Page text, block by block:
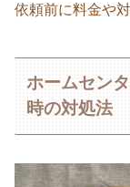
依頼前に料金や
ホームセン
時の対処法